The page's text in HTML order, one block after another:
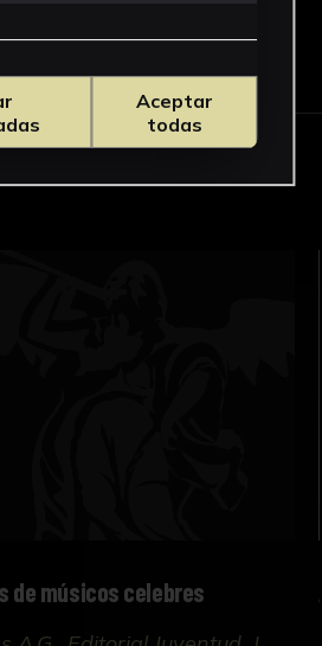
de músicos celebres
Aceptar
todas